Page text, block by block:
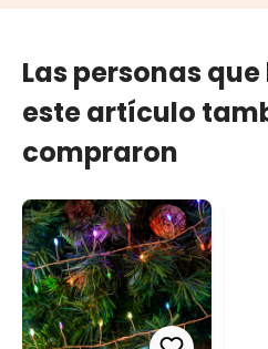
Las personas
este artículo
compraron